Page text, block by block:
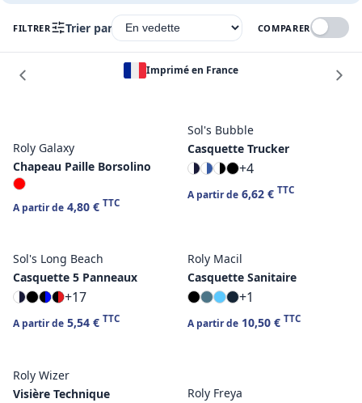
FILTRER Trier par COMPARER
Imprimé en France
Roly Galaxy
Chapeau Paille Borsolino
A partir de 4,80 € TTC
Sol's Bubble
Casquette Trucker
+4
A partir de 6,62 € TTC
Sol's Long Beach
Casquette 5 Panneaux
+17
A partir de 5,54 € TTC
Roly Macil
Casquette Sanitaire
+1
A partir de 10,50 € TTC
Roly Wizer
Visière Technique
Roly Freya